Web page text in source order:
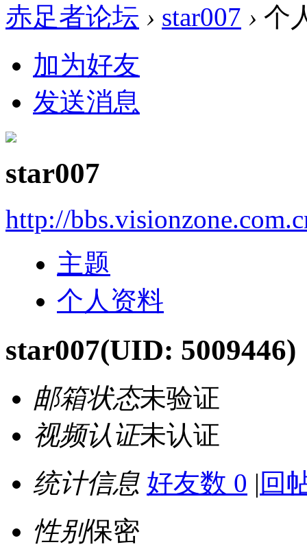
赤足者论坛 › star007 › 个
加为好友
发送消息
star007
http://
主题
个人资料
star007(UID: 5009446)
邮箱状态未验证
视频认证未认证
统计信息 好友数 0 | 回
性别保密